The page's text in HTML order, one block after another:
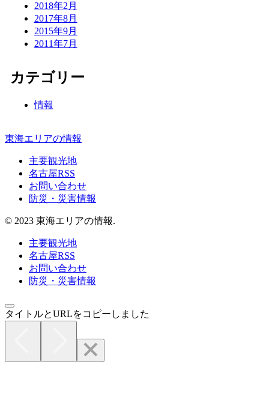
2018年2月
2017年8月
2015年9月
2011年7月
カテゴリー
情報
東海エリアの情報
主要観光地
名古屋RSS
お問い合わせ
防災・災害情報
© 2023 東海エリアの情報.
主要観光地
名古屋RSS
お問い合わせ
防災・災害情報
タイトルとURLをコピーしました